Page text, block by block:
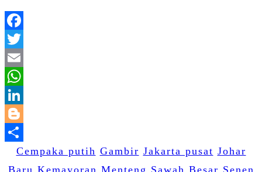
Share
Cempaka putih Gambir Jakarta pusat Johar